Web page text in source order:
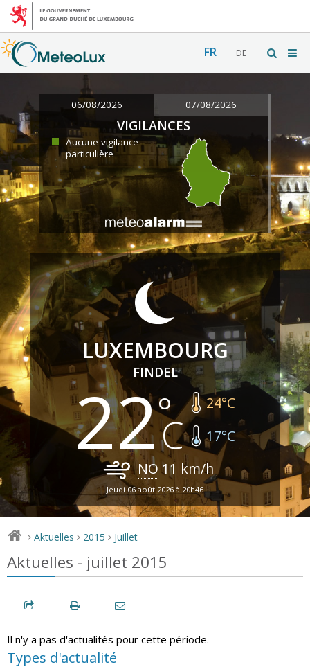
FR DE
06/08/2026 07/08/2026
VIGILANCES
Aucune vigilance
particulière
LUXEMBOURG
FINDEL
22 24°C
17°C
NO 11 km/h
Jeudi 06 août 2026 à 20h46
> Aktuelles > 2015 > Juillet
Aktuelles - juillet 2015
Il n'y a pas d'actualités pour cette période.
Types d'actualité